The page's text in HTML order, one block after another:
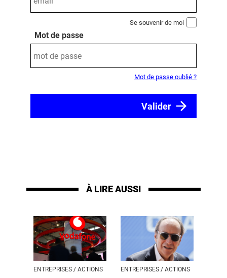
Se souvenir de moi
Mot de passe
Mot de passe oublié ?
À LIRE AUSSI
ENTREPRISES / ACTIONS ENTREPRISES / ACTIONS